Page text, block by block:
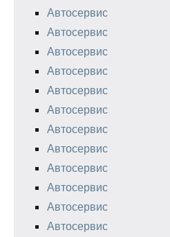
Автосервис
Автосервис
Автосервис
Автосервис
Автосервис
Автосервис
Автосервис
Автосервис
Автосервис
Автосервис
Автосервис
Автосервис